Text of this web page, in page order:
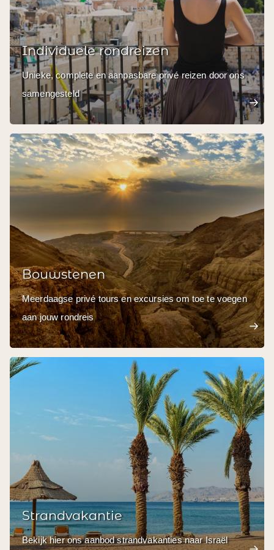
Individuele rondreizen
Unieke, complete en aanpasbare privé reizen door ons
samengesteld
Bouwstenen
Meerdaagse privé tours en excursies om toe te voegen
aan jouw rondreis
Strandvakantie
Bekijk hier ons aanbod strandvakanties naar Israël